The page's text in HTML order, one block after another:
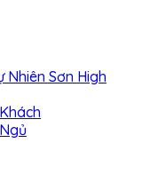
Nhiên Sơn High